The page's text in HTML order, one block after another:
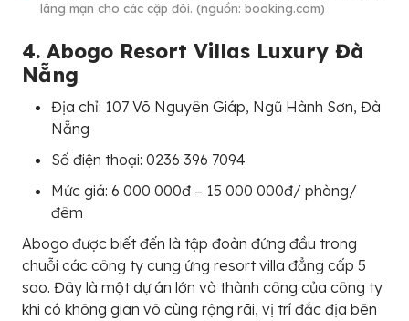
lãng mạn cho các cặp đôi. (nguồn: booking.com)
4. Abogo Resort Villas Luxury Đà
Nẵng
Địa chỉ: 107 Võ Nguyên Giáp, Ngũ Hành Sơn, Đà
Nẵng
Số điện thoại: 0236 396 7094
Mức giá: 6 000 000đ – 15 000 000đ/ phòng/
đêm
Abogo được biết đến là tập đoàn đứng đầu trong
chuỗi các công ty cung ứng resort villa đẳng cấp 5
sao. Đây là một dự án lớn và thành công của công ty
khi có không gian vô cùng rộng rãi, vị trí đắc địa bên